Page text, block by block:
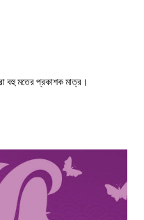
বহু মতের প্রকাশক মাত্র।